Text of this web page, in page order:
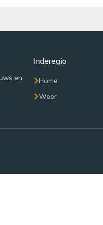
en
Inderegio
Home
Weer